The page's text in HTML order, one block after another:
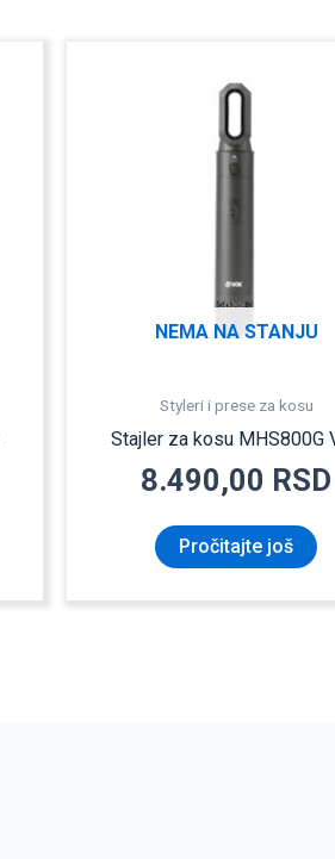
NEMA NA STANJU
Styleri i prese za kosu
Stajler za kosu MHS800G
8.490,00 RSD
Pročitajte još